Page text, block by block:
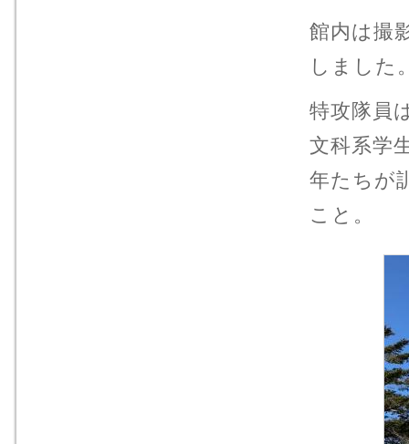
館内は撮
しました
特攻隊員
文科系学
年たちが
こと。